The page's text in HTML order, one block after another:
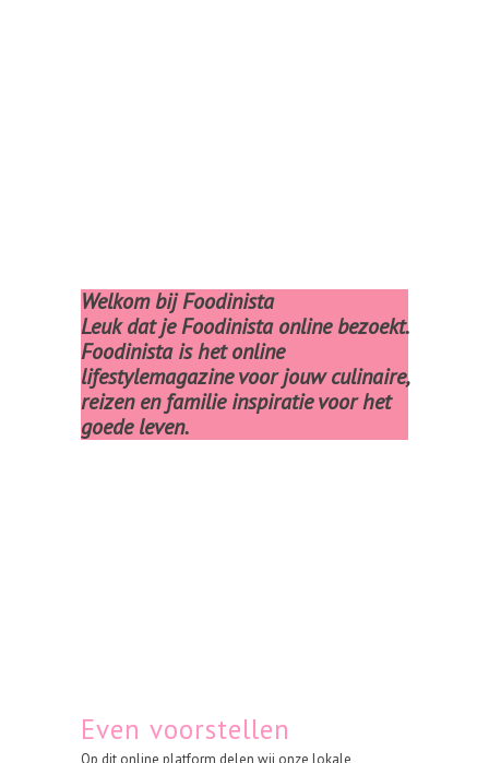
Welkom bij Foodinista
Leuk dat je Foodinista online bezoekt.
Foodinista is het online
lifestylemagazine voor jouw culinaire,
reizen en familie inspiratie voor het
goede leven.
Even voorstellen
Op dit online platform delen wij onze lokale